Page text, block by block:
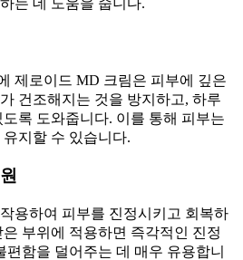
는 데 도움을 줍니다.
제로이드 MD 크림은 피부에 깊은
건조해지는 것을 방지하고, 하루
록 도와줍니다. 이를 통해 피부는
지할 수 있습니다.
용하여 피부를 진정시키고 회복하
부위에 적용하면 즉각적인 진정
편함을 덜어주는 데 매우 유용합니